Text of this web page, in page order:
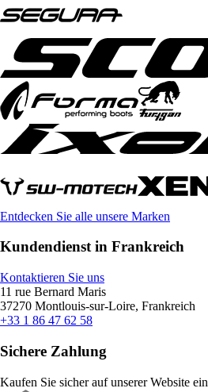
Entdecken Sie alle unsere Marken
Kundendienst in Frankreich
Kontaktieren Sie uns
11 rue Bernard Maris
37270 Montlouis-sur-Loire, Frankreich
+33 1 86 47 62 58
Sichere Zahlung
Kaufen Sie sicher auf unserer Website ein